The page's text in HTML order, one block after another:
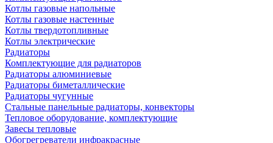
Котлы газовые напольные
Котлы газовые настенные
Котлы твердотопливные
Котлы электрические
Радиаторы
Комплектующие для радиаторов
Радиаторы алюминиевые
Радиаторы биметаллические
Радиаторы чугунные
Стальные панельные радиаторы, конвекторы
Тепловое оборудование, комплектующие
Завесы тепловые
Обогрегреватели инфракрасные